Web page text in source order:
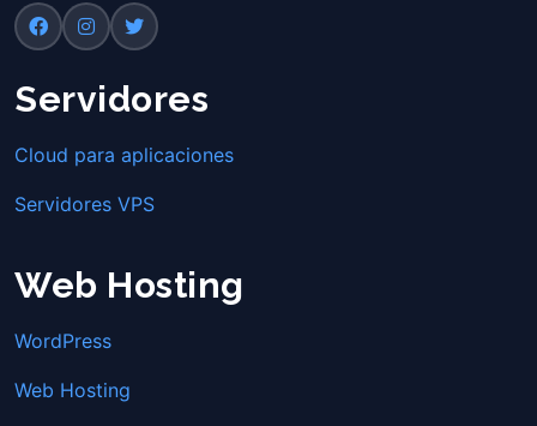
Servidores
Cloud para aplicaciones
Servidores VPS
Web Hosting
WordPress
Web Hosting